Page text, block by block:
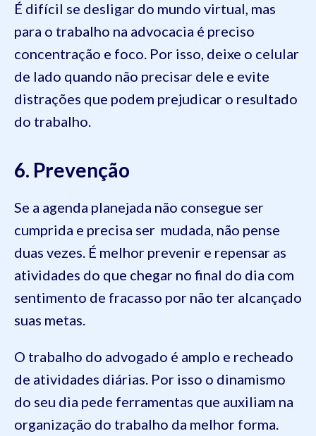
É difícil se desligar do mundo virtual, mas
para o trabalho na advocacia é preciso
concentração e foco. Por isso, deixe o celular
de lado quando não precisar dele e evite
distrações que podem prejudicar o resultado
do trabalho.
6. Prevenção
Se a agenda planejada não consegue ser
cumprida e precisa ser mudada, não pense
duas vezes. É melhor prevenir e repensar as
atividades do que chegar no final do dia com
sentimento de fracasso por não ter alcançado
suas metas.
O trabalho do advogado é amplo e recheado
de atividades diárias. Por isso o dinamismo
do seu dia pede ferramentas que auxiliam na
organização do trabalho da melhor forma.